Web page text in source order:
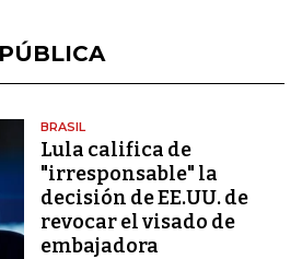
BRASIL
Lula califica de
"irresponsable" la
decisión de EE.UU. de
revocar el visado de
embajadora